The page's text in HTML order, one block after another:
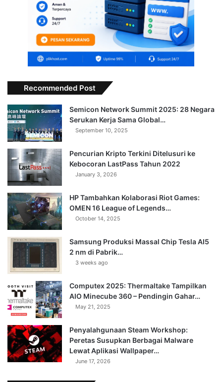
Recommended Post
Semicon Network Summit 2025: 28 Negara
Serukan Kerja Sama Global…
September 10, 2025
Pencurian Kripto Terkini Ditelusuri ke
Kebocoran LastPass Tahun 2022
January 3, 2026
HP Tambahkan Kolaborasi Riot Games:
OMEN 16 League of Legends…
October 14, 2025
Samsung Produksi Massal Chip Tesla AI5
2 nm di Pabrik…
3 weeks ago
Computex 2025: Thermaltake Tampilkan
AIO Minecube 360 – Pendingin Gahar…
May 21, 2025
Penyalahgunaan Steam Workshop:
Peretas Susupkan Berbagai Malware
Lewat Aplikasi Wallpaper…
June 17, 2026